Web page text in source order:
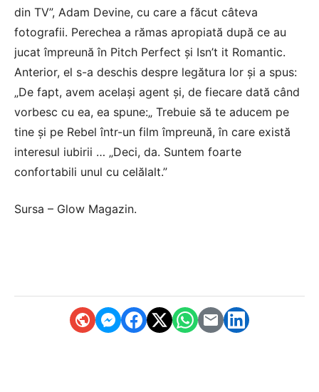
din TV”, Adam Devine, cu care a făcut câteva
fotografii. Perechea a rămas apropiată după ce au
jucat împreună în Pitch Perfect și Isn’t it Romantic.
Anterior, el s-a deschis despre legătura lor și a spus:
„De fapt, avem același agent și, de fiecare dată când
vorbesc cu ea, ea spune:„ Trebuie să te aducem pe
tine și pe Rebel într-un film împreună, în care există
interesul iubirii … „Deci, da. Suntem foarte
confortabili unul cu celălalt.”
Sursa – Glow Magazin.